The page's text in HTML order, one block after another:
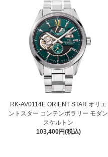
RK-AV0114E ORIENT STAR オリエ
ントスター コンテンポラリー モダン
スケルトン
103,400円(税込)